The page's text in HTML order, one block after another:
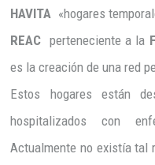
HAVITA «hogares
REAC perteneciente a la
es la creación de una red
Estos hogares están
hospitalizados con
Actualmente no existía tal